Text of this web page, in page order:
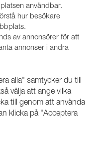
användbar.
hur besökare
av annonsörer för att
annonser i andra
alla" samtycker du till
välja att ange vilka
till genom att använda
klicka på "Acceptera